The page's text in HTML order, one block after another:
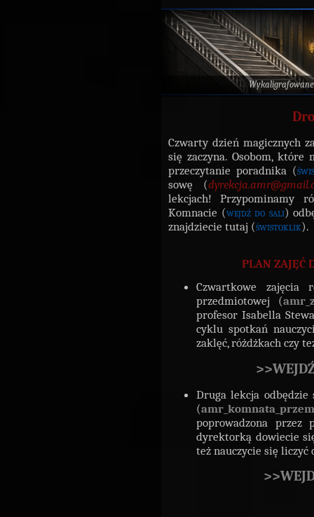
Czwarty dzień magicznych
się zaczyna. Osobom,
przeczytanie poradnika (
sowę (
lekcjach! Przypominamy
Komnacie (wejdź do sali)
znajdziecie tutaj (świstoklik).
PLAN ZAJĘĆ
Czwartkowe zajęcia
przedmiotowej (
profesor Isabella
cyklu spotkań
zaklęć, różdżkach czy
Druga lekcja
(
poprowadzona
dyrektorką dowiecie
też nauczycie się